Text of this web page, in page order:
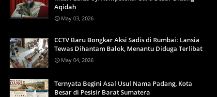
Aqidah
May 03, 2026
CCTV Baru Bongkar Aksi Sadis di Rumbai: Lansia
Tewas Dihantam Balok, Menantu Diduga Terlibat
May 04, 2026
Ternyata Begini Asal Usul Nama Padang, Kota
Besar di Pesisir Barat Sumatera